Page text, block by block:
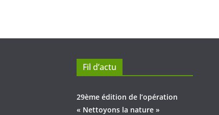
Fil d’actu
29ème édition de l’opération
« Nettoyons la nature »